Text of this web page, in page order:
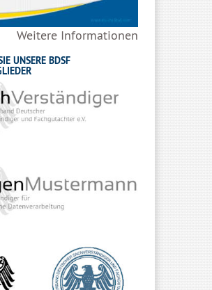
Weitere Informationen
UNSERE BDSF